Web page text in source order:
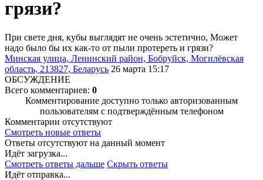
грязи?
При свете дня, кубы выглядят не очень эстетично, Может
надо было бы их как-то от пыли протереть и грязи?
Минская улица, Ленинский район, Бобруйск, Могилёвская
область, 213827, Беларусь 26 марта 15:17
ОБСУЖДЕНИЕ
Всего комментариев: 0
Комментирование доступно только авторизованным
пользователям с подтверждённым телефоном
Комментарии отсутствуют
Смотреть новые ответы
Ответы отсутствуют на данный момент
Идёт загрузка...
Смотреть ответы дальше Скрыть ответы
Идёт отправка...